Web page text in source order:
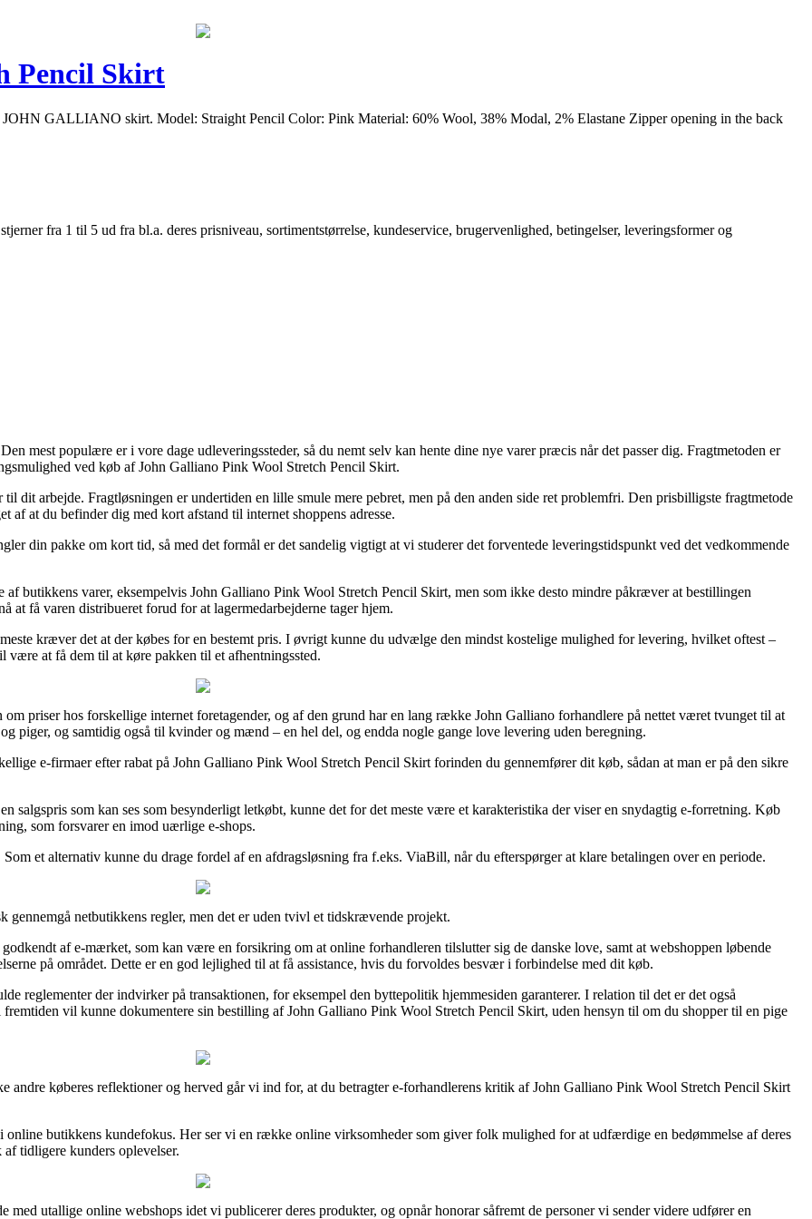
Pencil Skirt
GALLIANO skirt. Model: Straight Pencil Color: Pink Material: 60% Wool, 38% Modal, 2% Elastane Zipper opening in the back
fra 1 til 5 ud fra bl.a. deres prisniveau, sortimentstørrelse, kundeservice, brugervenlighed, betingelser, leveringsformer og
mest populære er i vore dage udleveringssteder, så du nemt selv kan hente dine nye varer præcis når det passer dig. Fragtmetoden er
ved køb af John Galliano Pink Wool Stretch Pencil Skirt.
arbejde. Fragtløsningen er undertiden en lille smule mere pebret, men på den anden side ret problemfri. Den prisbilligste fragtmetode
at du befinder dig med kort afstand til internet shoppens adresse.
din pakke om kort tid, så med det formål er det sandelig vigtigt at vi studerer det forventede leveringstidspunkt ved det vedkommende
butikkens varer, eksempelvis John Galliano Pink Wool Stretch Pencil Skirt, men som ikke desto mindre påkræver at bestillingen
få varen distribueret forud for at lagermedarbejderne tager hjem.
kræver det at der købes for en bestemt pris. I øvrigt kunne du udvælge den mindst kostelige mulighed for levering, hvilket oftest –
at få dem til at køre pakken til et afhentningssted.
priser hos forskellige internet foretagender, og af den grund har en lang række John Galliano forhandlere på nettet været tvunget til at
piger, og samtidig også til kvinder og mænd – en hel del, og endda nogle gange love levering uden beregning.
e-firmaer efter rabat på John Galliano Pink Wool Stretch Pencil Skirt forinden du gennemfører dit køb, sådan at man er på den sikre
salgspris som kan ses som besynderligt letkøbt, kunne det for det meste være et karakteristika der viser en snydagtig e-forretning. Køb
som forsvarer en imod uærlige e-shops.
et alternativ kunne du drage fordel af en afdragsløsning fra f.eks. ViaBill, når du efterspørger at klare betalingen over en periode.
netbutikkens regler, men det er uden tvivl et tidskrævende projekt.
af e-mærket, som kan være en forsikring om at online forhandleren tilslutter sig de danske love, samt at webshoppen løbende
på området. Dette er en god lejlighed til at få assistance, hvis du forvoldes besvær i forbindelse med dit køb.
reglementer der indvirker på transaktionen, for eksempel den byttepolitik hjemmesiden garanterer. I relation til det er det også
vil kunne dokumentere sin bestilling af John Galliano Pink Wool Stretch Pencil Skirt, uden hensyn til om du shopper til en pige
køberes reflektioner og herved går vi ind for, at du betragter e-forhandlerens kritik af John Galliano Pink Wool Stretch Pencil Skirt
butikkens kundefokus. Her ser vi en række online virksomheder som giver folk mulighed for at udfærdige en bedømmelse af deres
tidligere kunders oplevelser.
med utallige online webshops idet vi publicerer deres produkter, og opnår honorar såfremt de personer vi sender videre udfører en